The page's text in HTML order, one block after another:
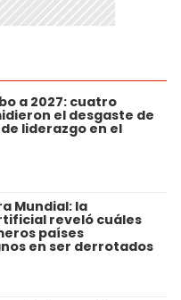
a 2027: cuatro
el desgaste de
liderazgo en el
Mundial: la
reveló cuáles
países
en ser derrotados